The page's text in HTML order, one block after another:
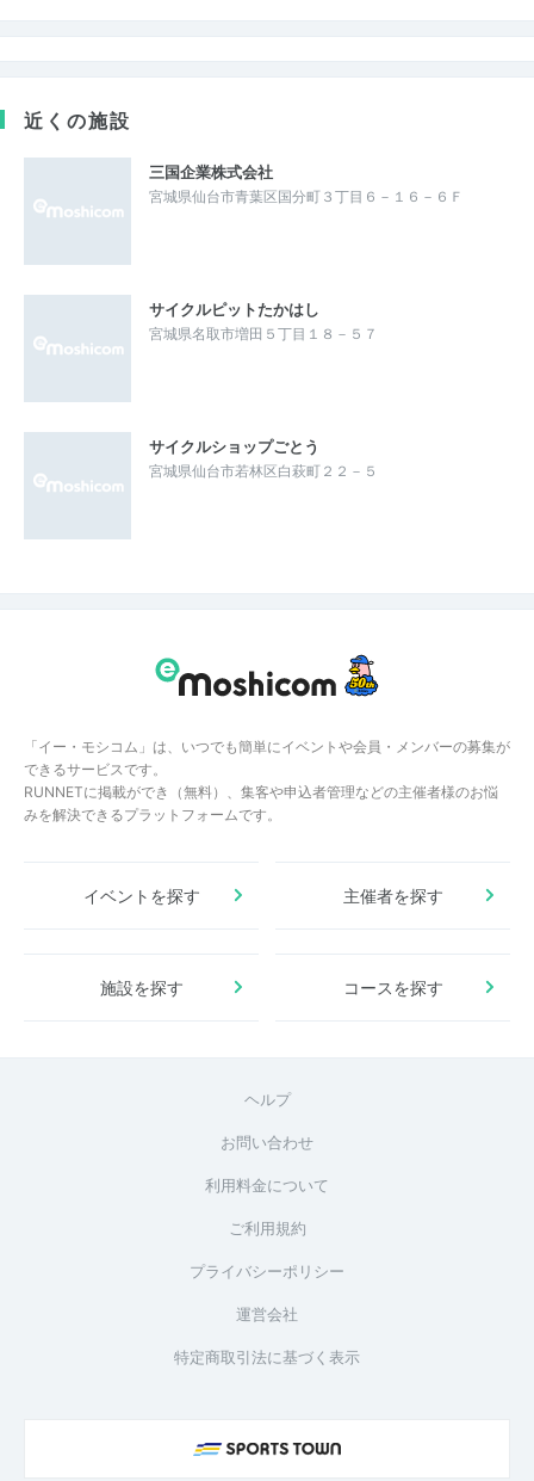
近くの施設
三国企業株式会社
宮城県仙台市青葉区国分町３丁目６－１６－６Ｆ
サイクルピットたかはし
宮城県名取市増田５丁目１８－５７
サイクルショップごとう
宮城県仙台市若林区白萩町２２－５
「イー・モシコム」は、いつでも簡単にイベントや会員・メンバーの募集が
できるサービスです。
RUNNETに掲載ができ（無料）、集客や申込者管理などの主催者様のお悩
みを解決できるプラットフォームです。
イベントを探す 主催者を探す
施設を探す コースを探す
ヘルプ
お問い合わせ
利用料金について
ご利用規約
プライバシーポリシー
運営会社
特定商取引法に基づく表示